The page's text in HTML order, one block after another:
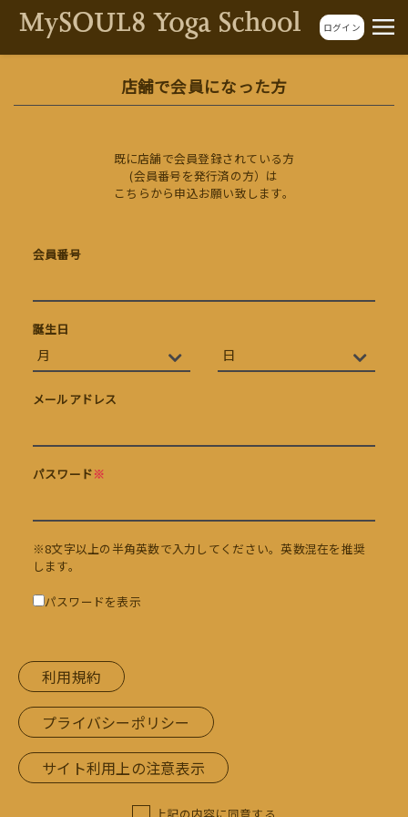
ログイン
店舗で会員になった方
既に店舗で会員登録されている方
(会員番号を発行済の方）は
こちらから申込お願い致します。
会員番号
誕生日
メールアドレス
パスワード※
※8文字以上の半角英数で入力してください。英数混在を推奨
します。
パスワードを表示
利用規約
プライバシーポリシー
サイト利用上の注意表示